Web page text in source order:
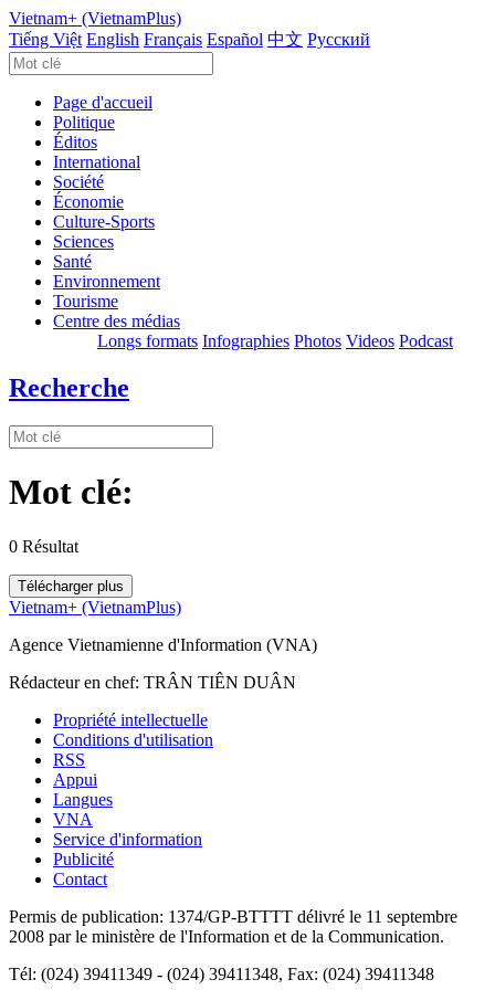
Vietnam+ (VietnamPlus)
Tiếng Việt English Français Español 中文 Русский
Page d'accueil
Politique
Éditos
International
Société
Économie
Culture-Sports
Sciences
Santé
Environnement
Tourisme
Centre des médias
Longs formats Infographies Photos Videos Podcast
Recherche
Mot clé:
0 Résultat
Télécharger plus
Vietnam+ (VietnamPlus)
Agence Vietnamienne d'Information (VNA)
Rédacteur en chef: TRÂN TIÊN DUÂN
Propriété intellectuelle
Conditions d'utilisation
RSS
Appui
Langues
VNA
Service d'information
Publicité
Contact
Permis de publication: 1374/GP-BTTTT délivré le 11 septembre
2008 par le ministère de l'Information et de la Communication.
Tél: (024) 39411349 - (024) 39411348, Fax: (024) 39411348